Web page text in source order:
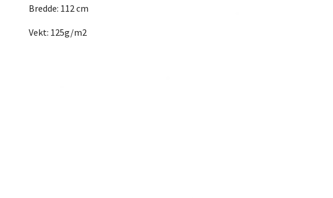
Bredde: 112 cm
Vekt: 125g/m2